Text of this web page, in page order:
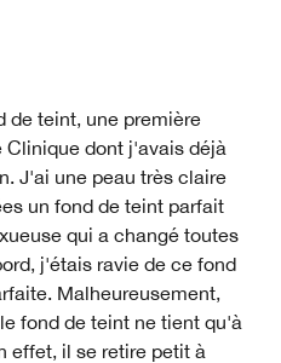
de teint, une première
Clinique dont j'avais déjà
J'ai une peau très claire
un fond de teint parfait
qui a changé toutes
j'étais ravie de ce fond
Malheureusement,
fond de teint ne tient qu'à
effet, il se retire petit à